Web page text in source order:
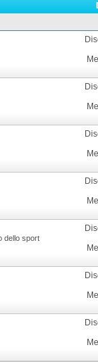
dello sport